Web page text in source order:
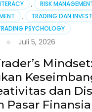
, RISK
, TRADING DAN
PSYCHOLOGY
Juli 5, 2026
Mindset:
dan
Pasar